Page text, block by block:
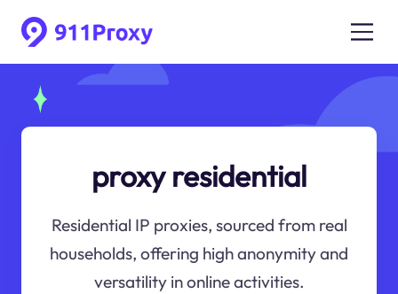
proxy residential
Residential IP proxies, sourced from real
households, offering high anonymity and
versatility in online activities.